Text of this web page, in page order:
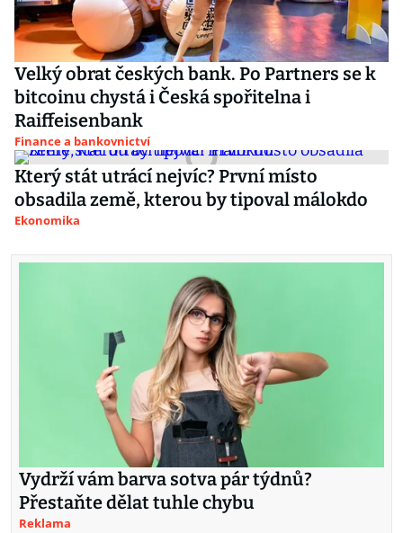
Velký obrat českých bank. Po Partners se k
bitcoinu chystá i Česká spořitelna i
Raiffeisenbank
Finance a bankovnictví
Který stát utrácí nejvíc? První místo
obsadila země, kterou by tipoval málokdo
Ekonomika
Vydrží vám barva sotva pár týdnů?
Přestaňte dělat tuhle chybu
Reklama